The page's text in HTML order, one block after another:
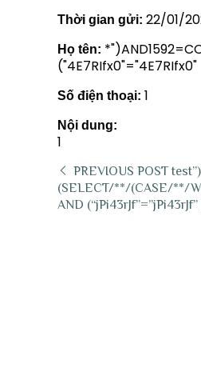
Thời gian gửi: 22/01/
Họ tên:
("4E7RIfx0"="4E7RIfx0"
Số điện thoại: 1
Nội dung:
1
PREVIOUS POST
(SELECT/**/(CASE/**/
AND